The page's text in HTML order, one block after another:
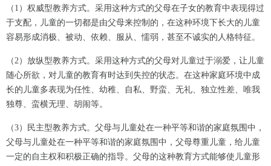
（1）权威型教养方式。采用这种方式的父母在子女的教育中表现得过
于支配，儿童的一切都是由父母来控制的，在这种环境下长大的儿童
容易形成消极、被动、依赖、服从、懦弱，甚至不诚实的人格特征。
（2）放纵型教养方式。采用这种方式的父母对儿童过于溺爱，让儿童
随心所欲，对儿童的教育有时达到失控的状态。在这种家庭环境中成
长的儿童多表现为任性、幼稚、自私、野蛮、无礼、独立性差、唯我
独尊、蛮横无理、胡闹等。
（3）民主型教养方式。父母与儿童处在一种平等和谐的家庭氛围中，
父母与儿童处在一种平等和谐的家庭氛围中，父母尊重儿童，给儿童
一定的自主权和积极正确的指导。父母的这种教育方式能够使儿童形